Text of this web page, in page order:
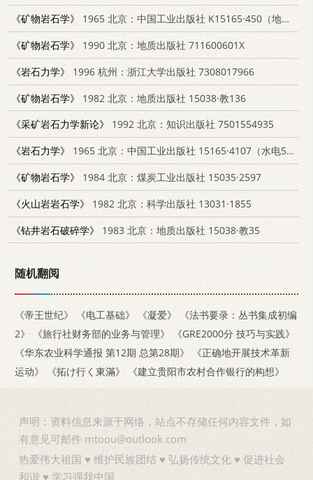
《矿物岩石学》
1965 北京：中国工业出版社 K15165·450（地质2）
《矿物岩石学》
1990 北京：地质出版社 711600601X
《岩石力学》
1996 杭州：浙江大学出版社 7308017966
《矿物岩石学》
1982 北京：地质出版社 15038·教136
《采矿岩石力学新论》
1992 北京：知识出版社 7501554935
《岩石力学》
1965 北京：中国工业出版社 15165·4107（水电549）
《矿物岩石学》
1984 北京：煤炭工业出版社 15035·2597
《火山岩岩石学》
1982 北京：科学出版社 13031·1855
《钻井岩石破碎学》
1983 北京：地质出版社 15038·教35
随机翻阅
《帝王世纪》 《电工基础》 《凝爱》
《法书要录：丛书集成初编
2》
《旅行社财务部的业务与管理》
《GRE2000分 技巧与实践》
《华东农业科学通报 第12期 总第28期》
《正确地开展技术革新
运动》
《拓け行く東滿》 《建立贵阳市农村合作银行的构想》
声明：资料信息来源于网络，站点不存储任何内容文件，如
有意见可邮件 mtoou@outlook.com
热爱伟大祖国 ♥ 维护民族团结 ♥ 弘扬传统文化 ♥ 促进社会
和谐 ♥ 学习强我中国